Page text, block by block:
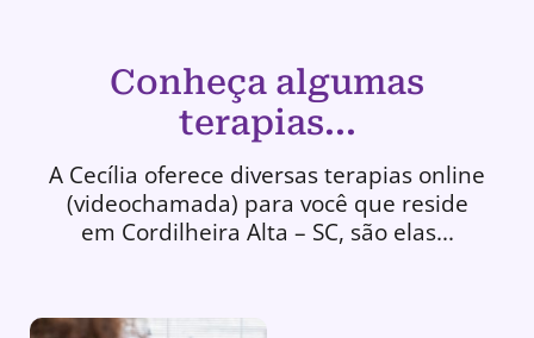
Conheça algumas
terapias...
A Cecília oferece diversas terapias online
(videochamada) para você que reside
em Cordilheira Alta – SC, são elas...